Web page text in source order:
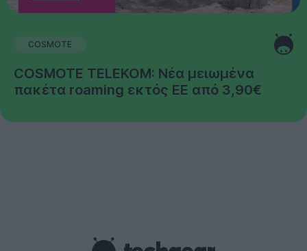
COSMOTE
COSMOTE TELEKOM: Νέα μειωμένα
πακέτα roaming εκτός ΕΕ από 3,90€